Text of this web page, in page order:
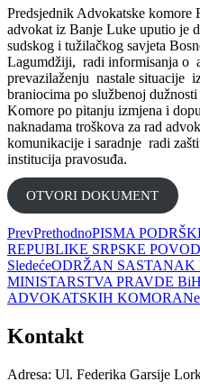
Predsjednik Advokatske komore
advokat iz Banje Luke uputio je
sudskog i tužilačkog savjeta
Lagumdžiji, radi informisanja o
prevazilaženju nastale situacije
braniocima po službenoj
Komore po pitanju izmjena i
naknadama troškova za rad
komunikacije i saradnje radi
institucija pravosuđa.
ОTVORI DOKUMENT
PrevPrethodnoPISMA
REPUBLIKE SRPSKE
SledećeODRŽAN SASTANAK
MINISTARSTVA PRAVDE
ADVOKATSKIH KOMORA
Kontakt
Adresa: Ul. Federika Garsije